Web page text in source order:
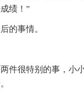
绩！”
的事情。
件很特别的事，小